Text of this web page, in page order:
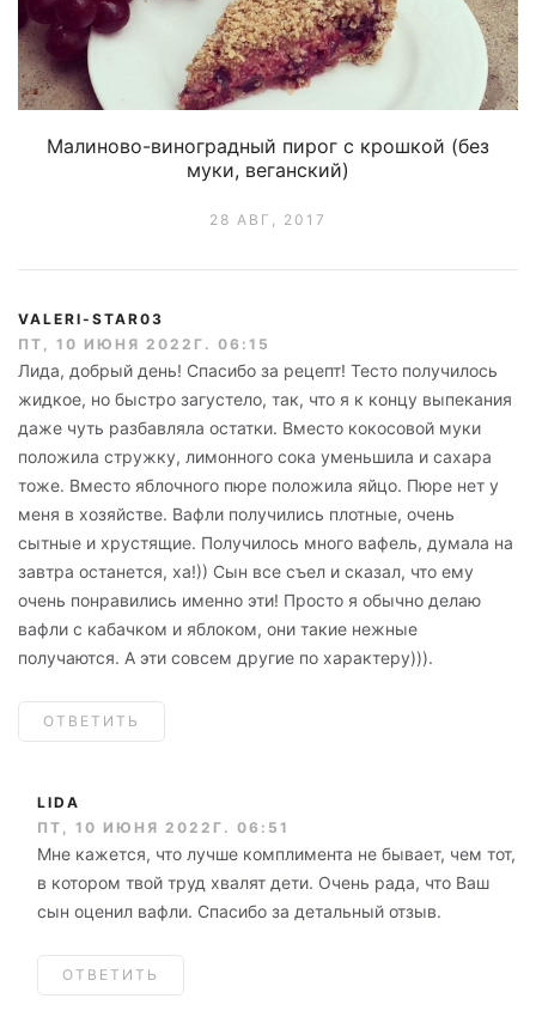
Малиново-виноградный пирог с крошкой (без
муки, веганский)
28 АВГ, 2017
VALERI-STAR03
ПТ, 10 ИЮНЯ 2022Г. 06:15
Лида, добрый день! Спасибо за рецепт! Тесто получилось
жидкое, но быстро загустело, так, что я к концу выпекания
даже чуть разбавляла остатки. Вместо кокосовой муки
положила стружку, лимонного сока уменьшила и сахара
тоже. Вместо яблочного пюре положила яйцо. Пюре нет у
меня в хозяйстве. Вафли получились плотные, очень
сытные и хрустящие. Получилось много вафель, думала на
завтра останется, ха!)) Сын все съел и сказал, что ему
очень понравились именно эти! Просто я обычно делаю
вафли с кабачком и яблоком, они такие нежные
получаются. А эти совсем другие по характеру))).
ОТВЕТИТЬ
LIDA
ПТ, 10 ИЮНЯ 2022Г. 06:51
Мне кажется, что лучше комплимента не бывает, чем тот,
в котором твой труд хвалят дети. Очень рада, что Ваш
сын оценил вафли. Спасибо за детальный отзыв.
ОТВЕТИТЬ